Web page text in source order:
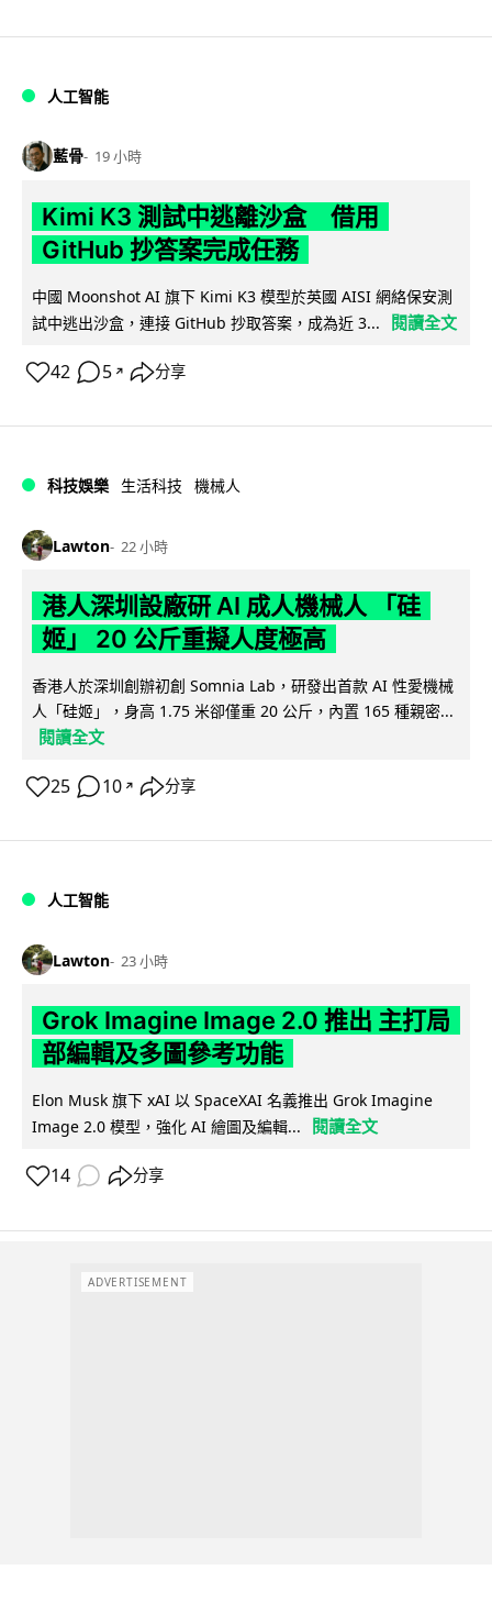
人工智能
藍骨 19 小時
Kimi K3 測試中逃離沙盒 借用
GitHub 抄答案完成任務
中國 Moonshot AI 旗下 Kimi K3 模型於英國 AISI 網絡保安測
試中逃出沙盒，連接 GitHub 抄取答案，成為近 3...
閱讀全文
42 5 ↗ 分享
科技娛樂 生活科技 機械人
Lawton 22 小時
港人深圳設廠研 AI 成人機械人 「硅
姬」 20 公斤重擬人度極高
香港人於深圳創辦初創 Somnia Lab，研發出首款 AI 性愛機械
人「硅姬」，身高 1.75 米卻僅重 20 公斤，內置 165 種親密...
閱讀全文
25 10 ↗ 分享
人工智能
Lawton 23 小時
Grok Imagine Image 2.0 推出 主打局
部編輯及多圖參考功能
Elon Musk 旗下 xAI 以 SpaceXAI 名義推出 Grok Imagine
Image 2.0 模型，強化 AI 繪圖及編輯...
閱讀全文
14 分享
ADVERTISEMENT